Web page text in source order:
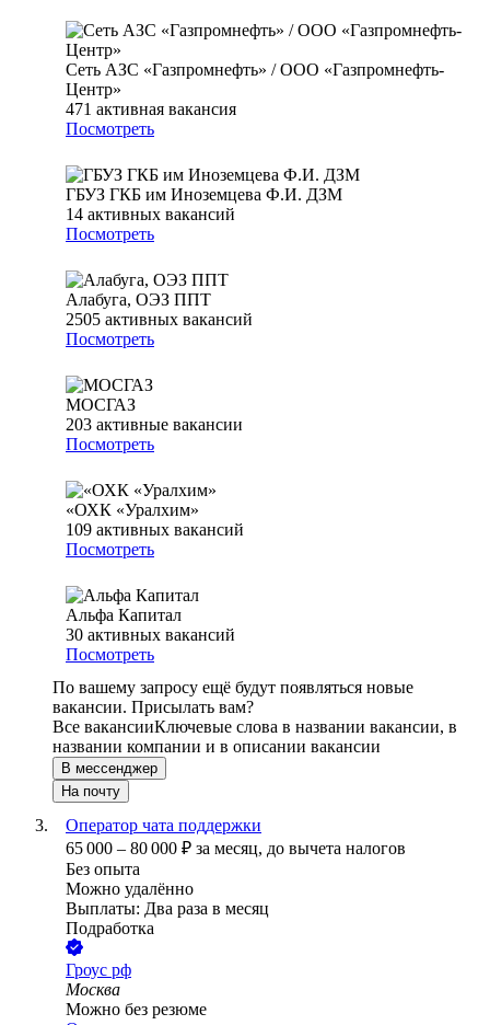
Сеть АЗС «Газпромнефть» / ООО «Газпромнефть-
Центр»
471 активная вакансия
Посмотреть
ГБУЗ ГКБ им Иноземцева Ф.И. ДЗМ
14 активных вакансий
Посмотреть
Алабуга, ОЭЗ ППТ
2505 активных вакансий
Посмотреть
МОСГАЗ
203 активные вакансии
Посмотреть
«ОХК «Уралхим»
109 активных вакансий
Посмотреть
Альфа Капитал
30 активных вакансий
Посмотреть
По вашему запросу ещё будут появляться новые
вакансии. Присылать вам?
Все вакансииКлючевые слова в названии вакансии, в
названии компании и в описании вакансии
В мессенджер
На почту
Оператор чата поддержки
65 000 – 80 000 ₽ за месяц, до вычета налогов
Без опыта
Можно удалённо
Выплаты: Два раза в месяц
Подработка
Гроус рф
Москва
Можно без резюме